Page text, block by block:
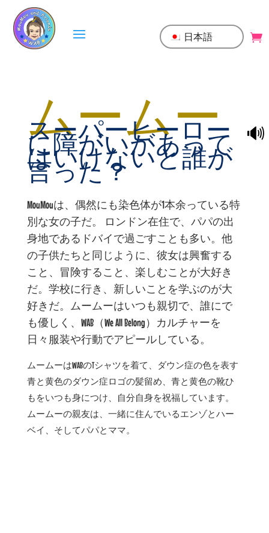
日本語
ムームー
スーパーヒーロー
に障がいがあって
はいけないと誰が
言った？
MouMouは、偶然にも染色体が1本余っている特
別な女の子だ。 ロンドン在住で、パパの出
身地であるドバイで過ごすことも多い。他
の子供たちと同じように、彼女は興奮する
こと、冒険すること、楽しむことが大好き
だ。学校に行き、新しいことを学ぶのが大
好きだ。ムームーはいつも親切で、誰にで
も優しく、WAB（We All Belong）カルチャーを
日々服装や行動でアピールしている。
ムームーはWABのTシャツを着て、ダウン症の色を表す
青と黄色のダウン症ロゴの髪留め、青と黄色の靴ひ
もをいつも身につけ、自分自身を祝福しています。
ムームーの親友は、一緒に住んでいるエンゾとハー
ベイ、そしてパパとママ。
🔊